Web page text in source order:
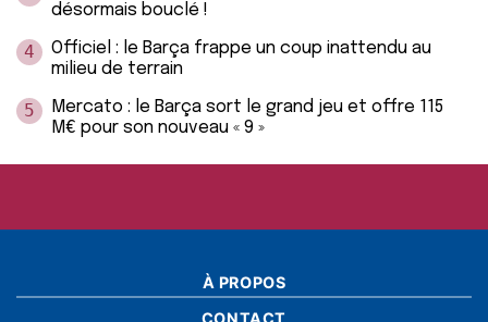
désormais bouclé !
4
Officiel : le Barça frappe un coup inattendu au
milieu de terrain
5
Mercato : le Barça sort le grand jeu et offre 115
M€ pour son nouveau « 9 »
À PROPOS
CONTACT